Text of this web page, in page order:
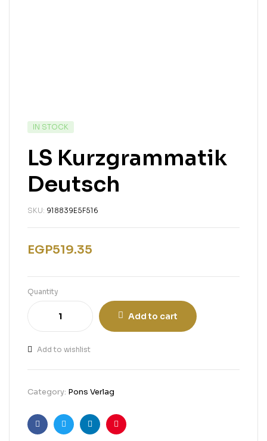
IN STOCK
LS Kurzgrammatik
Deutsch
SKU: 918839E5F516
EGP519.35
Quantity
Add to cart
Add to wishlist
Category: Pons Verlag
FacebookTwitterLinkedinPinterest